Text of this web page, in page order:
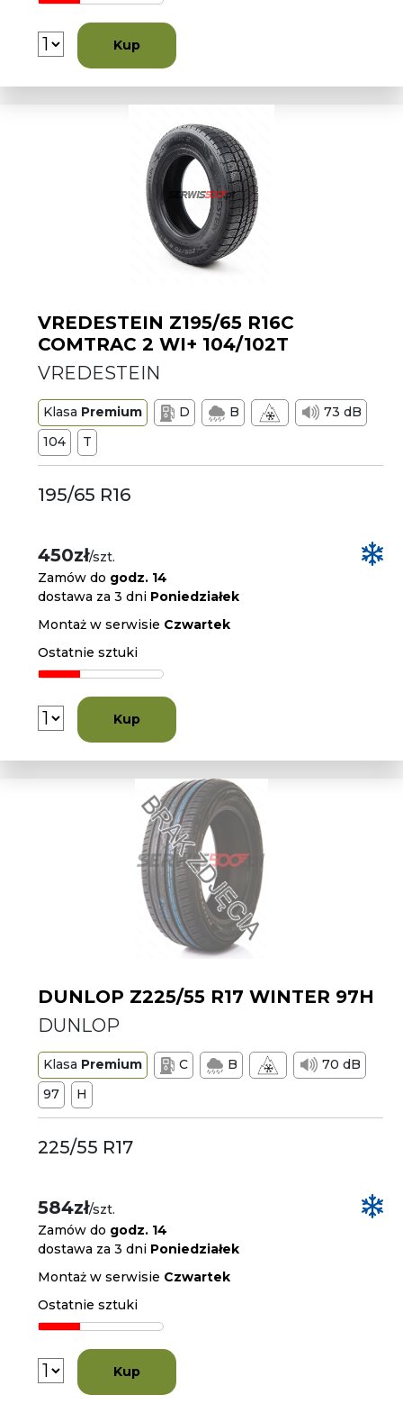
Kup
VREDESTEIN Z195/65 R16C
COMTRAC 2 WI+ 104/102T
VREDESTEIN
Klasa Premium D B
73 dB
104
T
195/65 R16
450zł/szt.
Zamów do godz. 14
dostawa za 3 dni Poniedziałek
Montaż w serwisie Czwartek
Ostatnie sztuki
Kup
DUNLOP Z225/55 R17 WINTER 97H
DUNLOP
Klasa Premium C B
70 dB
97
H
225/55 R17
584zł/szt.
Zamów do godz. 14
dostawa za 3 dni Poniedziałek
Montaż w serwisie Czwartek
Ostatnie sztuki
Kup